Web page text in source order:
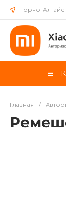
Горно-
Главная /